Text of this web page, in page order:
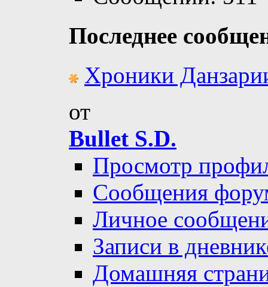
Последнее
Хроники
от
Bullet S.D.
Просмотр
Сообщения
Личное
Записи в
Домашняя